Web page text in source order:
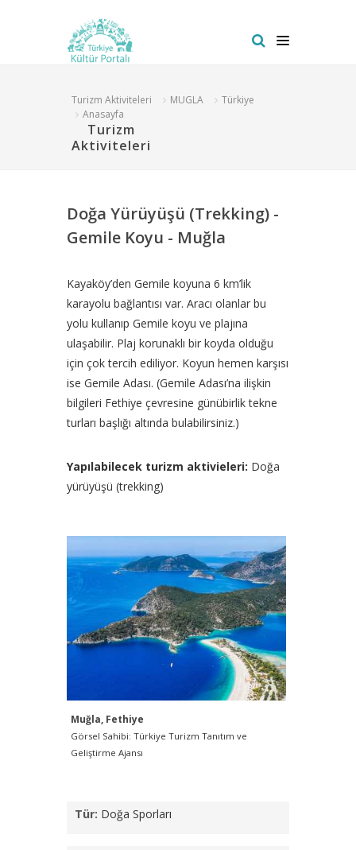
Turizm Aktiviteleri MUGLA
Türkiye
Anasayfa
Turizm
Aktiviteleri
Doğa Yürüyüşü (Trekking) -
Gemile Koyu - Muğla
Kayaköy’den Gemile koyuna 6 km’lik
karayolu bağlantısı var. Aracı olanlar bu
yolu kullanıp Gemile koyu ve plajına
ulaşabilir. Plaj korunaklı bir koyda olduğu
için çok tercih ediliyor. Koyun hemen karşısı
ise Gemile Adası. (Gemile Adası’na ilişkin
bilgileri Fethiye çevresine günübirlik tekne
turları başlığı altında bulabilirsiniz.)
Yapılabilecek turizm aktivieleri: Doğa
yürüyüşü (trekking)
Muğla, Fethiye
Görsel Sahibi: Türkiye Turizm Tanıtım ve
Geliştirme Ajansı
Tür: Doğa Sporları